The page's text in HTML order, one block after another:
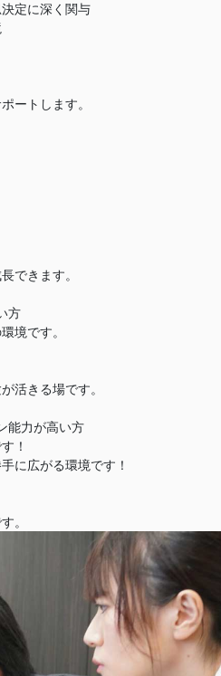
定に深く関与
ートします。
できます。
方
境です。
活きる場です。
能力が高い方
！
に広がる環境です！
いける環境です。